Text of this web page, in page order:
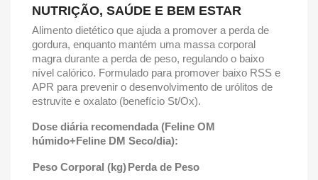
NUTRIÇÃO, SAÚDE E BEM ESTAR
Alimento dietético que ajuda a promover a perda de
gordura, enquanto mantém uma massa corporal
magra durante a perda de peso, regulando o baixo
nível calórico. Formulado para promover baixo RSS e
APR para prevenir o desenvolvimento de urólitos de
estruvite e oxalato (benefício St/Ox).
Dose diária recomendada (Feline OM
húmido+Feline DM Seco/dia):
Peso Corporal (kg)Perda de Peso